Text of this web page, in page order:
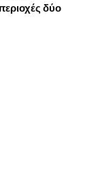
δύο